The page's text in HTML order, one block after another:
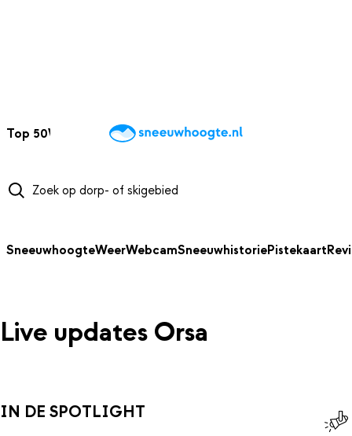
Top 50Webcams WintersportweerKaarten
SneeuwhoogteWeerWebcamSneeuwhistoriePistekaart
Live updates Orsa
IN DE SPOTLIGHT